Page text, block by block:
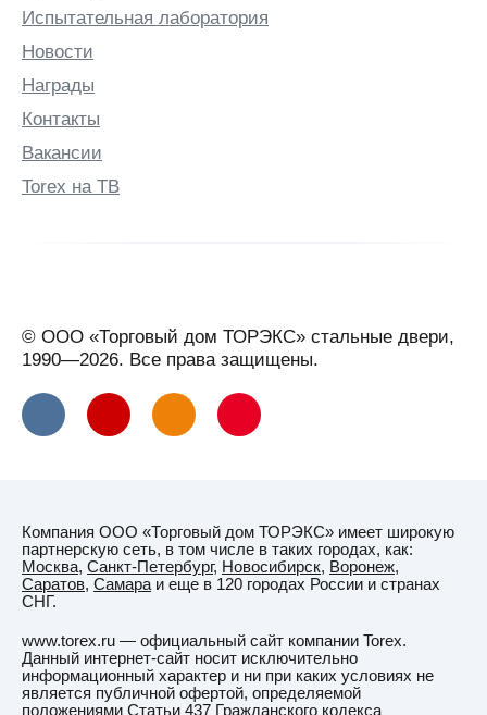
Выборг
Выкса
Вырица
Выселки
Вязьма
Г
Горно-
Алтайск
Горячий
Ключ
Грозный
Губаха
Гуково
Д
Данков
Испытательная лаборатория
Новости
Награды
Контакты
Вакансии
Torex на ТВ
© ООО «Торговый дом ТОРЭКС» стальные двери,
1990—2026. Все права защищены.
Компания ООО «Торговый дом ТОРЭКС» имеет широкую
партнерскую сеть, в том числе в таких городах, как:
Москва, Санкт-Петербург, Новосибирск, Воронеж,
Саратов, Самара и еще в 120 городах России и странах
СНГ.
www.torex.ru — официальный сайт компании Torex.
Данный интернет-сайт носит исключительно
информационный характер и ни при каких условиях не
является публичной офертой, определяемой
положениями Статьи 437 Гражданского кодекса